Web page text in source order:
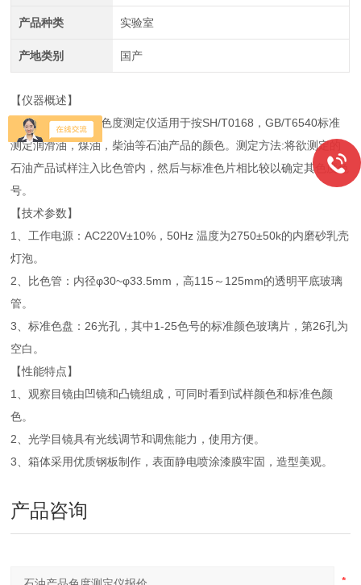
产品种类 实验室
产地类别 国产
【仪器概述】
SC-6540石油产品色度测定仪适用于按SH/T0168，GB/T6540标准
测定润滑油，煤油，柴油等石油产品的颜色。测定方法:将欲测定的
石油产品试样注入比色管内，然后与标准色片相比较以确定其色度色
号。
【技术参数】
1、工作电源：AC220V±10%，50Hz 温度为2750±50k的内磨砂乳壳
灯泡。
2、比色管：内径φ30~φ33.5mm，高115～125mm的透明平底玻璃
管。
3、标准色盘：26光孔，其中1-25色号的标准颜色玻璃片，第26孔为
空白。
【性能特点】
1、观察目镜由凹镜和凸镜组成，可同时看到试样颜色和标准色颜
色。
2、光学目镜具有光线调节和调焦能力，使用方便。
3、箱体采用优质钢板制作，表面静电喷涂漆膜牢固，造型美观。
产品咨询